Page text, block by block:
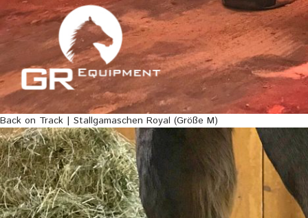
Back on Track | Stallgamaschen Royal (Größe M)